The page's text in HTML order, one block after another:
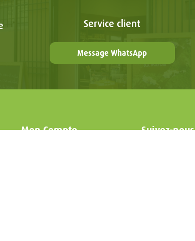
Service client
Message WhatsApp
Mon Compte Suivez-nous